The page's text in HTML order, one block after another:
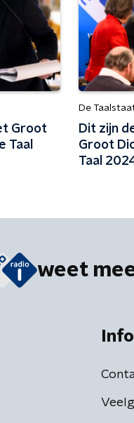
Groot
Taal
De
Dit zijn
Groot
Taal
weet
Info